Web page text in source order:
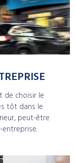
de choisir le
tôt dans le
peut-être